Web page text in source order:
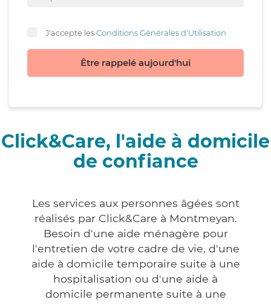
J'accepte lesConditions Générales d'Utilisation
Être rappelé aujourd'hui
Click&Care, l'aide à domicile
de confiance
Les services aux personnes âgées sont
réalisés par Click&Care à Montmeyan.
Besoin d'une aide ménagère pour
l'entretien de votre cadre de vie, d'une
aide à domicile temporaire suite à une
hospitalisation ou d'une aide à
domicile permanente suite à une